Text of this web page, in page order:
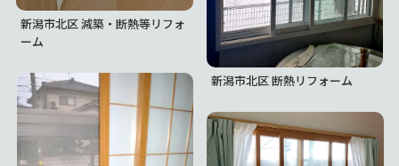
新潟市北区 断熱リフォーム
新潟市北区 減築・断熱等リフォ
ーム